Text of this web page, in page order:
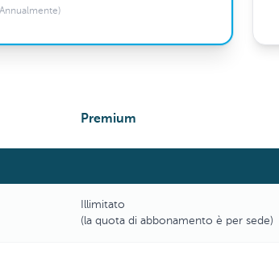
Premium
Illimitato
(la quota di abbonamento è per sede)